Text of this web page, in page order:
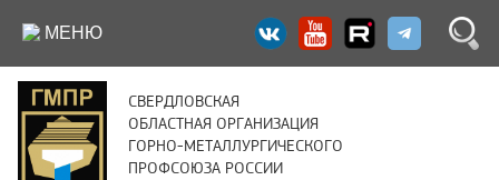
МЕНЮ
СВЕРДЛОВСКАЯ
ОБЛАСТНАЯ ОРГАНИЗАЦИЯ
ГОРНО-МЕТАЛЛУРГИЧЕСКОГО
ПРОФСОЮЗА РОССИИ